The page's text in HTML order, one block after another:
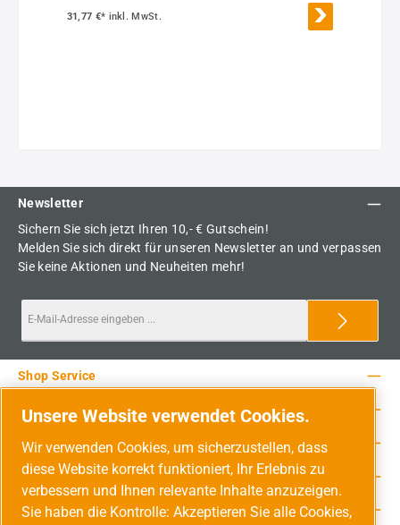
31,77 €* inkl. MwSt.
Newsletter
Sichern Sie sich jetzt Ihren 10,- € Gutschein!
Melden Sie sich direkt für unseren Newsletter an und verpassen
Sie keine Aktionen und Neuheiten mehr!
Service-Hotline
Shop Service
Rechtliche Hinweise
Unsere Vorteile
Versandarten
Unsere Website verwendet Cookies.
Wir verwenden Cookies, um sicherzustellen, dass
diese Website korrekt funktioniert, Ihr Erlebnis zu
verbessern und Ihnen relevante Inhalte anzuzeigen.
Sie haben die Kontrolle: Akzeptieren Sie alle Cookies,